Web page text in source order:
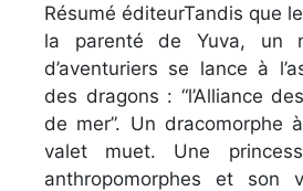
Résumé éditeurTandis que
la parenté de Yuva, un
d’aventuriers se lance à
des dragons : “l’Alliance
de mer”. Un dracomorphe
valet muet. Une
anthropomorphes et son